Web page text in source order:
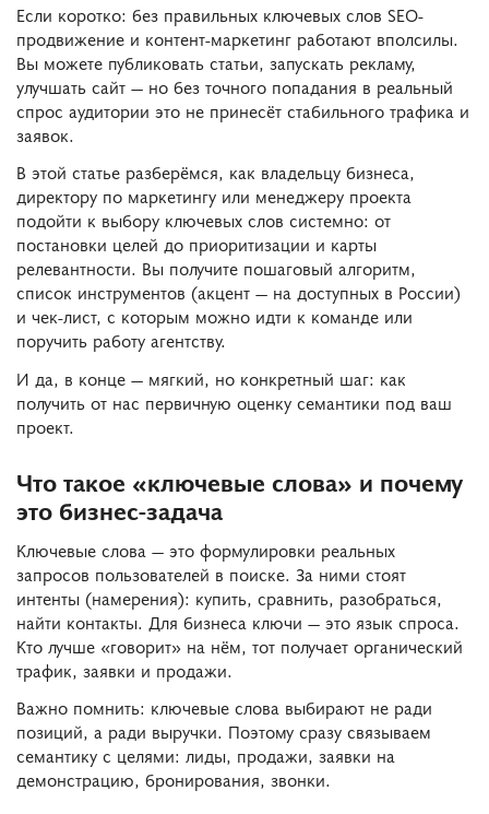
Если коротко: без правильных ключевых слов SEO-
продвижение и контент-маркетинг работают вполсилы.
Вы можете публиковать статьи, запускать рекламу,
улучшать сайт — но без точного попадания в реальный
спрос аудитории это не принесёт стабильного трафика и
заявок.
В этой статье разберёмся, как владельцу бизнеса,
директору по маркетингу или менеджеру проекта
подойти к выбору ключевых слов системно: от
постановки целей до приоритизации и карты
релевантности. Вы получите пошаговый алгоритм,
список инструментов (акцент — на доступных в России)
и чек-лист, с которым можно идти к команде или
поручить работу агентству.
И да, в конце — мягкий, но конкретный шаг: как
получить от нас первичную оценку семантики под ваш
проект.
Что такое «ключевые слова» и почему
это бизнес-задача
Ключевые слова — это формулировки реальных
запросов пользователей в поиске. За ними стоят
интенты (намерения): купить, сравнить, разобраться,
найти контакты. Для бизнеса ключи — это язык спроса.
Кто лучше «говорит» на нём, тот получает органический
трафик, заявки и продажи.
Важно помнить: ключевые слова выбирают не ради
позиций, а ради выручки. Поэтому сразу связываем
семантику с целями: лиды, продажи, заявки на
демонстрацию, бронирования, звонки.